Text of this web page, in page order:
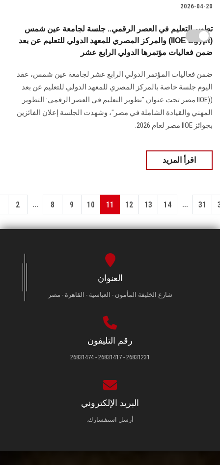
2026-04-20
تطوير التعليم في العصر الرقمي.. جلسة لجامعة عين شمس
والمركز المصري للمعهد الدولي للتعليم عن بعد (IIOE Egypt)
ضمن فعاليات مؤتمرها الدولي الرابع عشر
ضمن فعاليات المؤتمر الدولي الرابع عشر لجامعة عين شمس، عقد
اليوم جلسة خاصة بالمركز المصري للمعهد الدولي للتعليم عن بعد
((IIOE مصر تحت عنوان "تطوير التعليم في العصر الرقمي: التطوير
المهني والقيادة الشاملة في مصر"، وشهدت الجلسة إعلان الفائزين
بجوائز IIOE مصر لعام 2026.
اقرأ المزيد
2 ... 8 9 10 11 12 13 14 ... 31
العنوان
شارع الخليفة المأمون - العباسية - القاهرة - مصر
رقم التليفون
26831231 - 26831417 - 26831474
البريد الإلكتروني
أرسل استفسارك.